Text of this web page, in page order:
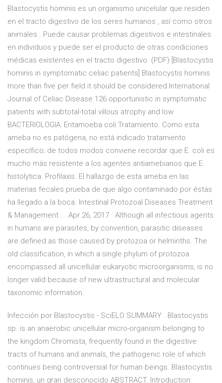
Blastocystis hominis es un organismo unicelular que residen
en el tracto digestivo de los seres humanos , así como otros
animales . Puede causar problemas digestivos e intestinales
en individuos y puede ser el producto de otras condiciones
médicas existentes en el tracto digestivo. (PDF) [Blastocystis
hominis in symptomatic celiac patients] Blastocystis hominis
more than five per field it should be considered International
Journal of Celiac Disease 126 opportunistic in symptomatic
patients with subtotal-total villous atrophy and low
BACTERIOLOGIA: Entamoeba coli Tratamiento. Como esta
ameba no es patógena, no está indicado tratamiento
específico; de todos modos conviene recordar que E. coli es
mucho más resistente a los agentes antiamebianos que E.
histolytica. Profilaxis. El hallazgo de esta ameba en las
materias fecales prueba de que algo contaminado por éstas
ha llegado a la boca. Intestinal Protozoal Diseases Treatment
& Management ... Apr 26, 2017 · Although all infectious agents
in humans are parasites, by convention, parasitic diseases
are defined as those caused by protozoa or helminths. The
old classification, in which a single phylum of protozoa
encompassed all unicellular eukaryotic microorganisms, is no
longer valid because of new ultrastructural and molecular
taxonomic information.
Infección por Blastocystis - SciELO SUMMARY . Blastocystis
sp. is an anaerobic unicellular micro-organism belonging to
the kingdom Chromista, frequently found in the digestive
tracts of humans and animals, the pathogenic role of which
continues being controversial for human beings. Blastocystis
hominis, un gran desconocido ABSTRACT. Introduction: